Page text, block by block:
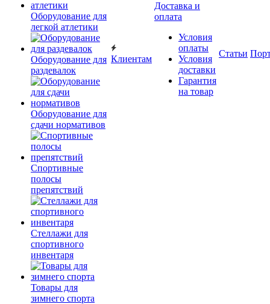
Оборудование для
легкой атлетики
Оборудование для
раздевалок
Оборудование для
сдачи нормативов
Спортивные
полосы
препятствий
Стеллажи для
спортивного
инвентаря
Товары для
зимнего спорта
Клиентам
Доставка и
оплата
Условия
оплаты
Условия
доставки
Гарантия
на товар
Статьи